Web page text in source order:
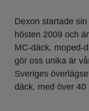
Dexon startade
hösten 2009 och
MC-däck, moped-
gör oss unika är
Sveriges
däck, med över